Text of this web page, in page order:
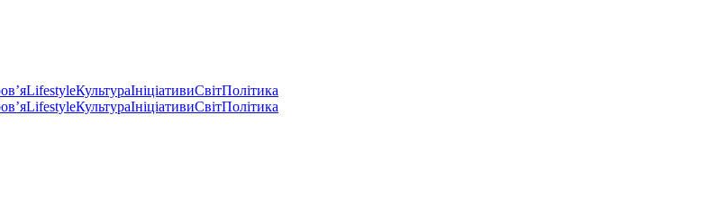
LifestyleКультураІніціативиСвітПолітика
LifestyleКультураІніціативиСвітПолітика